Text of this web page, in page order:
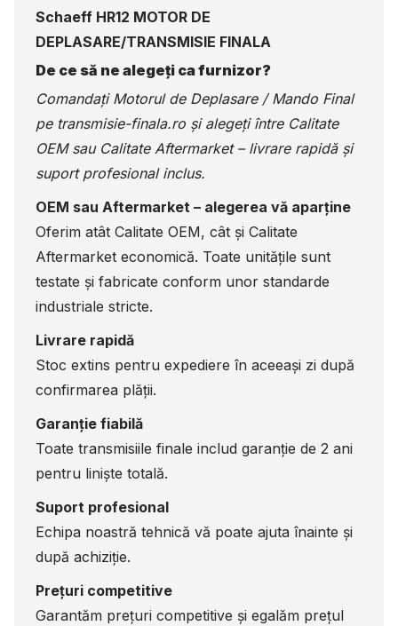
Schaeff HR12 MOTOR DE
DEPLASARE/TRANSMISIE FINALA
De ce să ne alegeți ca furnizor?
Comandați Motorul de Deplasare / Mando Final
pe transmisie-finala.ro și alegeți între Calitate
OEM sau Calitate Aftermarket – livrare rapidă și
suport profesional inclus.
OEM sau Aftermarket – alegerea vă aparține
Oferim atât Calitate OEM, cât și Calitate
Aftermarket economică. Toate unitățile sunt
testate și fabricate conform unor standarde
industriale stricte.
Livrare rapidă
Stoc extins pentru expediere în aceeași zi după
confirmarea plății.
Garanție fiabilă
Toate transmisiile finale includ garanție de 2 ani
pentru liniște totală.
Suport profesional
Echipa noastră tehnică vă poate ajuta înainte și
după achiziție.
Prețuri competitive
Garantăm prețuri competitive și egalăm prețul